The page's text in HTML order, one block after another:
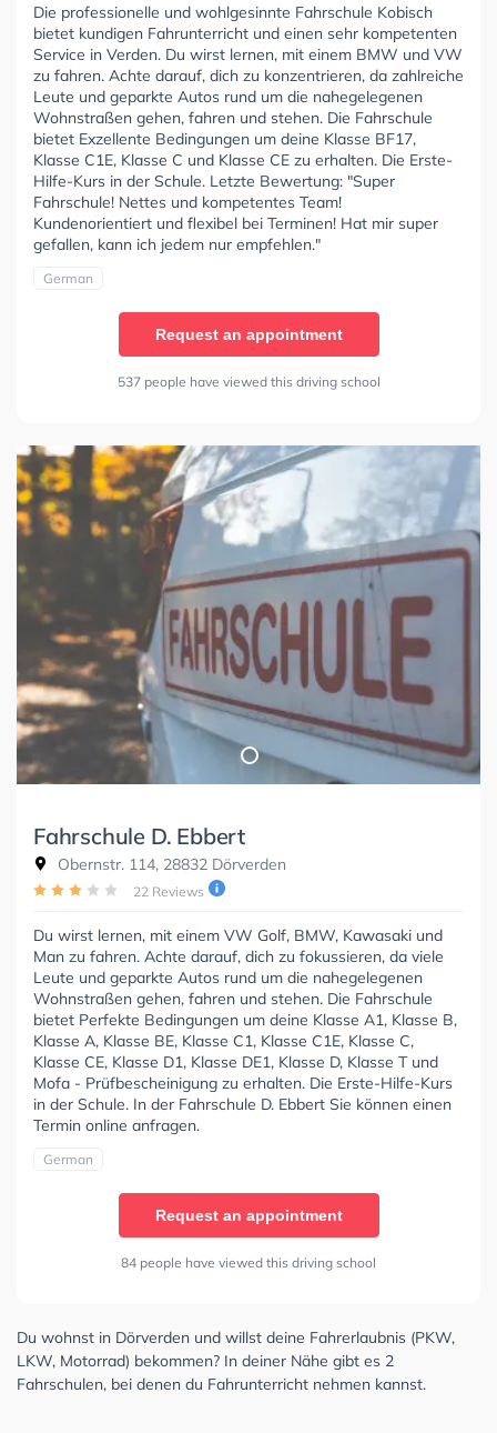
Die professionelle und wohlgesinnte Fahrschule Kobisch
bietet kundigen Fahrunterricht und einen sehr kompetenten
Service in Verden. Du wirst lernen, mit einem BMW und VW
zu fahren. Achte darauf, dich zu konzentrieren, da zahlreiche
Leute und geparkte Autos rund um die nahegelegenen
Wohnstraßen gehen, fahren und stehen. Die Fahrschule
bietet Exzellente Bedingungen um deine Klasse BF17,
Klasse C1E, Klasse C und Klasse CE zu erhalten. Die Erste-
Hilfe-Kurs in der Schule. Letzte Bewertung: "Super
Fahrschule! Nettes und kompetentes Team!
Kundenorientiert und flexibel bei Terminen! Hat mir super
gefallen, kann ich jedem nur empfehlen."
German
Request an appointment
537 people have viewed this driving school
Fahrschule D. Ebbert
Obernstr. 114, 28832 Dörverden
22 Reviews
Du wirst lernen, mit einem VW Golf, BMW, Kawasaki und
Man zu fahren. Achte darauf, dich zu fokussieren, da viele
Leute und geparkte Autos rund um die nahegelegenen
Wohnstraßen gehen, fahren und stehen. Die Fahrschule
bietet Perfekte Bedingungen um deine Klasse A1, Klasse B,
Klasse A, Klasse BE, Klasse C1, Klasse C1E, Klasse C,
Klasse CE, Klasse D1, Klasse DE1, Klasse D, Klasse T und
Mofa - Prüfbescheinigung zu erhalten. Die Erste-Hilfe-Kurs
in der Schule. In der Fahrschule D. Ebbert Sie können einen
Termin online anfragen.
German
Request an appointment
84 people have viewed this driving school
Du wohnst in Dörverden und willst deine Fahrerlaubnis (PKW,
LKW, Motorrad) bekommen? In deiner Nähe gibt es 2
Fahrschulen, bei denen du Fahrunterricht nehmen kannst.